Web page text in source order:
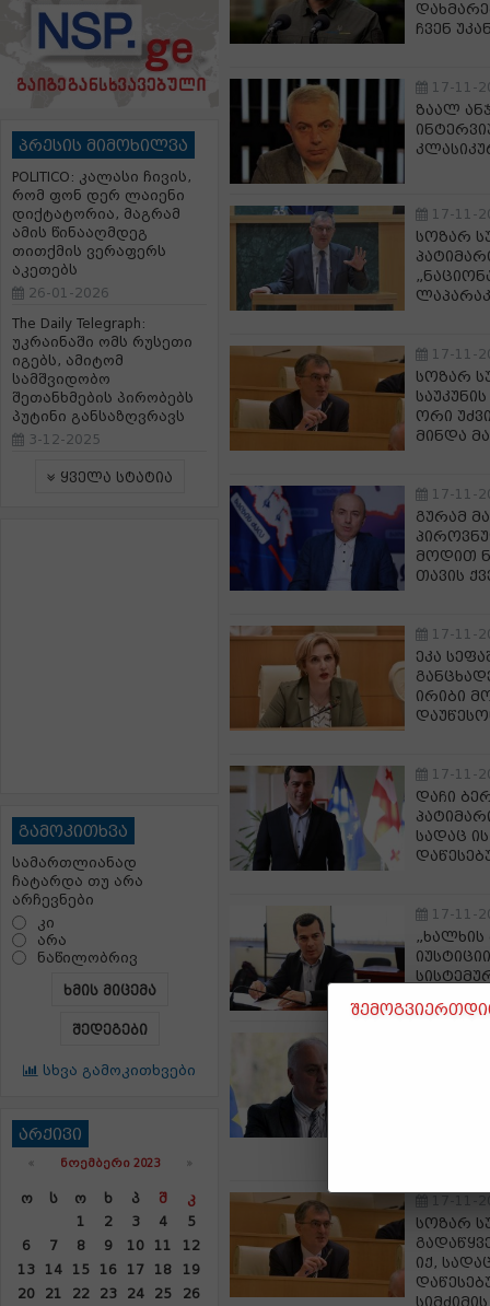
პრესის მიმოხილვა
POLITICO: კალასი ჩივის,
რომ ფონ დერ ლაიენი
დიქტატორია, მაგრამ
ამის წინააღმდეგ
თითქმის ვერაფერს
აკეთებს
26-01-2026
The Daily Telegraph:
უკრაინაში ომს რუსეთი
იგებს, ამიტომ
სამშვიდობო
შეთანხმების პირობებს
პუტინი განსაზღვრავს
3-12-2025
ყველა სტატია
გამოკითხვა
სამართლიანად
ჩატარდა თუ არა
არჩევნები
კი
არა
ნაწილობრივ
ხმის მიცემა
შედეგები
სხვა გამოკითხვები
არქივი
« ᲜᲝᲔᲛᲑᲔᲠᲘ 2023 »
Ო Ს Ო Ხ Პ Შ
Კ
1
2 3 4
5
6
7 8 9 10 11
12
13
14 15 16 17 18
19
20
21 22 23 24 25
26
ჩვენ
17-11-
ზაალ
17-11-
სოზარ
17-11-
სოზარ
ორი
მინდა
17-11-
გურამ
მოდით
თავის
17-11-
ეკა
ირიბი
17-11-
დაჩი
სადაც
17-11-
17-11-
სოზარ
იქ,